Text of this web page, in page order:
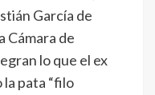
García de
Cámara de
lo que el ex
pata “filo